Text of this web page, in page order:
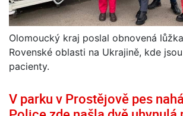
Olomoucký kraj poslal obnovená
Rovenské oblasti na Ukrajině, kde
pacienty.
V parku v Prostějově pes